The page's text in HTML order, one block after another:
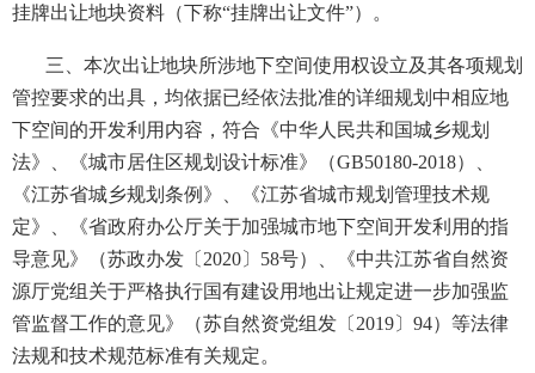
挂牌出让地块资料（下称“挂牌出让文件”）。
三、本次出让地块所涉地下空间使用权设立及其各项规划
管控要求的出具，均依据已经依法批准的详细规划中相应地
下空间的开发利用内容，符合《中华人民共和国城乡规划
法》、《城市居住区规划设计标准》（GB50180-2018）、
《江苏省城乡规划条例》、《江苏省城市规划管理技术规
定》、《省政府办公厅关于加强城市地下空间开发利用的指
导意见》（苏政办发〔2020〕58号）、《中共江苏省自然资
源厅党组关于严格执行国有建设用地出让规定进一步加强监
管监督工作的意见》（苏自然资党组发〔2019〕94）等法律
法规和技术规范标准有关规定。